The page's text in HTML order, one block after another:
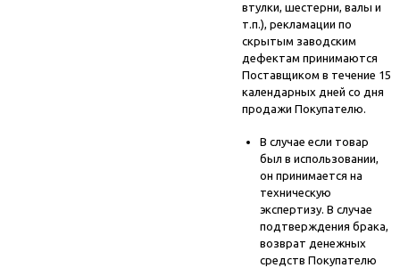
втулки, шестерни, валы и
т.п.), рекламации по
скрытым заводским
дефектам принимаются
Поставщиком в течение 15
календарных дней со дня
продажи Покупателю.
В случае если товар
был в использовании,
он принимается на
техническую
экспертизу. В случае
подтверждения брака,
возврат денежных
средств Покупателю